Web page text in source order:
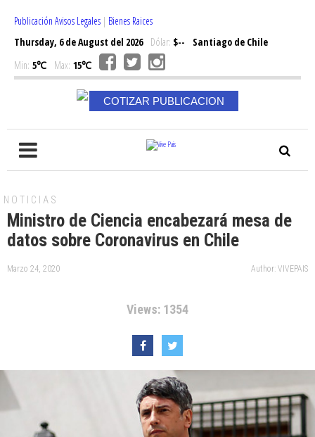
Publicación Avisos Legales | Bienes Raices
Thursday, 6 de August del 2026Dólar: $--
Santiago de Chile
Min: 5℃ Max: 15℃
COTIZAR PUBLICACION
NOTICIAS
Ministro de Ciencia encabezará mesa de
datos sobre Coronavirus en Chile
Marzo 24, 2020 Author: VIVEPAIS
Views: 1354